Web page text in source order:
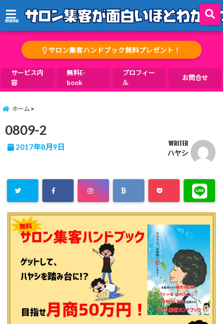
menu
サロン集客ハンドブック無料プレゼント！
サービス内
容
無料E-
book
プロフィー
ル
お問合せ
ホーム
0809-2
2017年8月9日 WRITER
ハヤシ